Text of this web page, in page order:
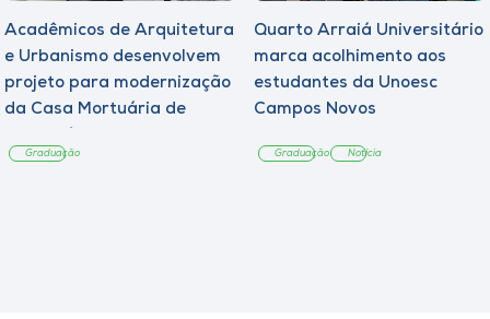
Acadêmicos de Arquitetura
e Urbanismo desenvolvem
projeto para modernização
da Casa Mortuária de
Graduação
Quarto Arraiá Universitário
marca acolhimento aos
estudantes da Unoesc
Campos Novos
Graduação Notícia